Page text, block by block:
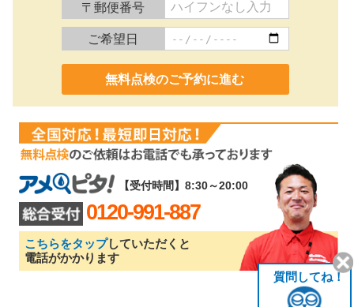
〒郵便番号
ご希望日
0120-991-887
【受付時間】8:30～20:00
0120-991-887
こちらをタップしていただくと
電話がかかります
質問してね！